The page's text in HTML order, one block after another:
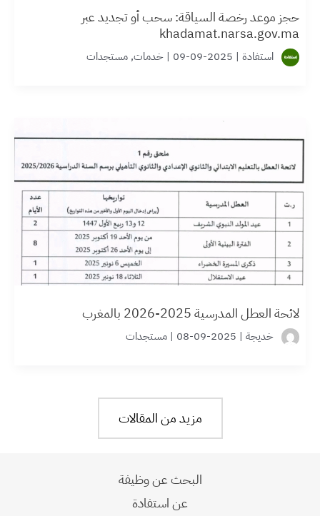
حجز موعد رخصة السياقة: سحب أو تجديد عبر
khadamat.narsa.gov.ma
استفادة |
2025-09-09
|خدمات,مستجدات
لائحة العطل المدرسية 2025-2026 بالمغرب
خديجة |
2025-09-08
|مستجدات
مزيد من المقالات
البحث عن وظيفة
عن استفادة